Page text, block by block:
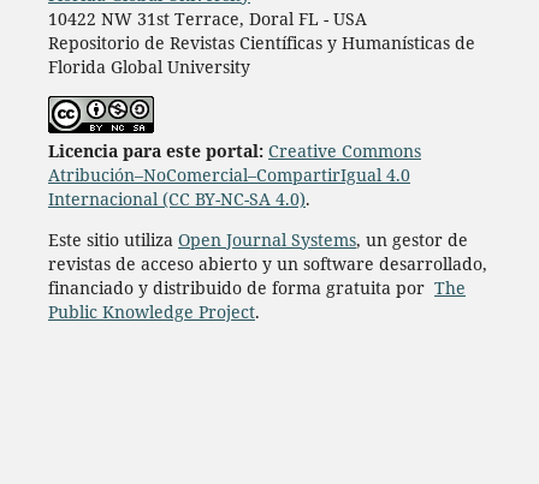
10422 NW 31st Terrace, Doral FL - USA
Repositorio de Revistas Científicas y Humanísticas de
Florida Global University
Licencia para este portal: Creative Commons
Atribución–NoComercial–CompartirIgual 4.0
Internacional (CC BY-NC-SA 4.0).
Este sitio utiliza Open Journal Systems, un gestor de
revistas de acceso abierto y un software desarrollado,
financiado y distribuido de forma gratuita por The
Public Knowledge Project.